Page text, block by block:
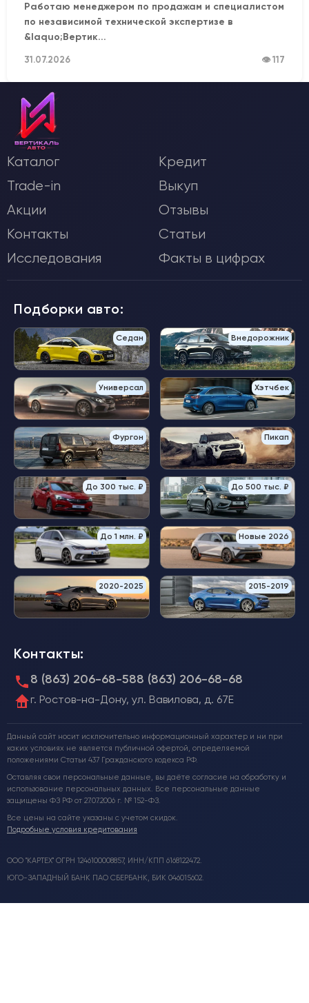
Работаю менеджером по продажам и специалистом
по независимой технической экспертизе в
&laquo;Вертик...
31.07.2026 👁 117
Каталог
Кредит
Trade-in
Выкуп
Акции
Отзывы
Контакты
Статьи
Исследования
Факты в цифрах
Подборки авто:
Седан Внедорожник
Универсал Хэтчбек
Фургон Пикап
До 300 тыс. ₽ До 500 тыс. ₽
До 1 млн. ₽ Новые 2026
2020-2025 2015-2019
Контакты:
8 (863) 206-68-588 (863) 206-68-68
г. Ростов-на-Дону, ул. Вавилова, д. 67Е
Данный сайт носит исключительно информационный характер и ни при
каких условиях не является публичной офертой, определяемой
положениями Статьи 437 Гражданского кодекса РФ.
Оставляя свои персональные данные, вы даёте согласие на обработку и
использование персональных данных. Все персональные данные
защищены ФЗ РФ от 27.07.2006 г. № 152-ФЗ.
Все цены на сайте указаны с учетом скидок.
Подробные условия кредитования
ООО "КАРТЕХ" ОГРН 1246100008857, ИНН/КПП 6168122472.
ЮГО-ЗАПАДНЫЙ БАНК ПАО СБЕРБАНК, БИК 046015602.